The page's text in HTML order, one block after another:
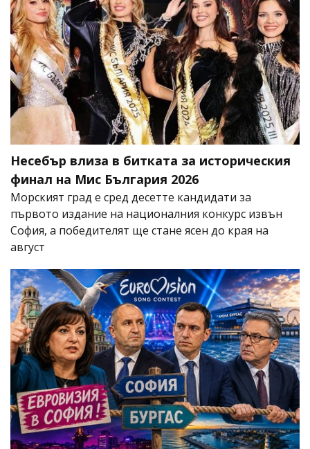
Несебър влиза в битката за историческия
финал на Мис България 2026
Морският град е сред десетте кандидати за
първото издание на националния конкурс извън
София, а победителят ще стане ясен до края на
август